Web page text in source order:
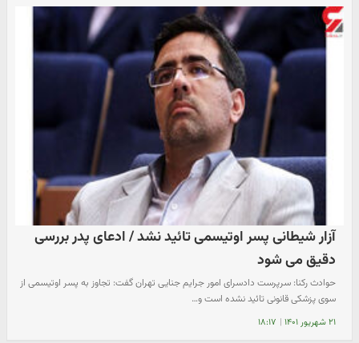
آزار شیطانی پسر اوتیسمی تائید نشد / ادعای پدر بررسی
دقیق می شود
حوادث رکنا: سرپرست دادسرای امور جرایم جنایی تهران گفت: تجاوز به پسر اوتیسمی از
سوی پزشکی قانونی تائید نشده است و…
۲۱ شهریور ۱۴۰۱ | ۱۸:۱۷